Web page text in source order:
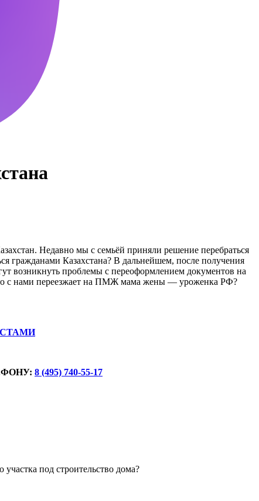
Недавно мы с семьёй приняли решение перебраться
Казахстана? В дальнейшем, после получения
возникнуть проблемы с переоформлением документов на
с нами переезжает на ПМЖ мама жены — уроженка РФ?
8 (495) 740-55-17
под строительство дома?